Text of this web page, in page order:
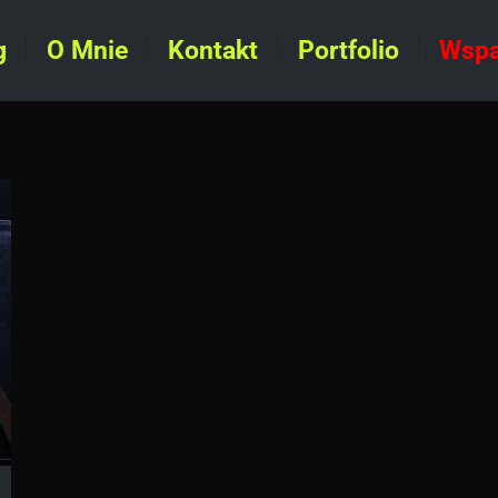
O Mnie Kontakt Portfolio